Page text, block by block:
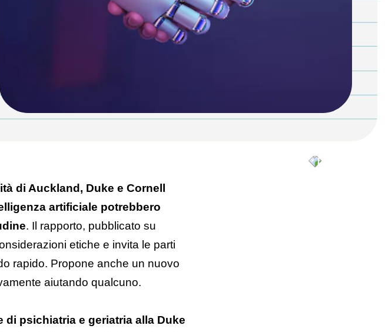
di Auckland, Duke e Cornell
artificiale potrebbero
. Il rapporto, pubblicato su
etiche e invita le parti
rapido. Propone anche un nuovo
aiutando qualcuno.
di psichiatria e geriatria alla Duke